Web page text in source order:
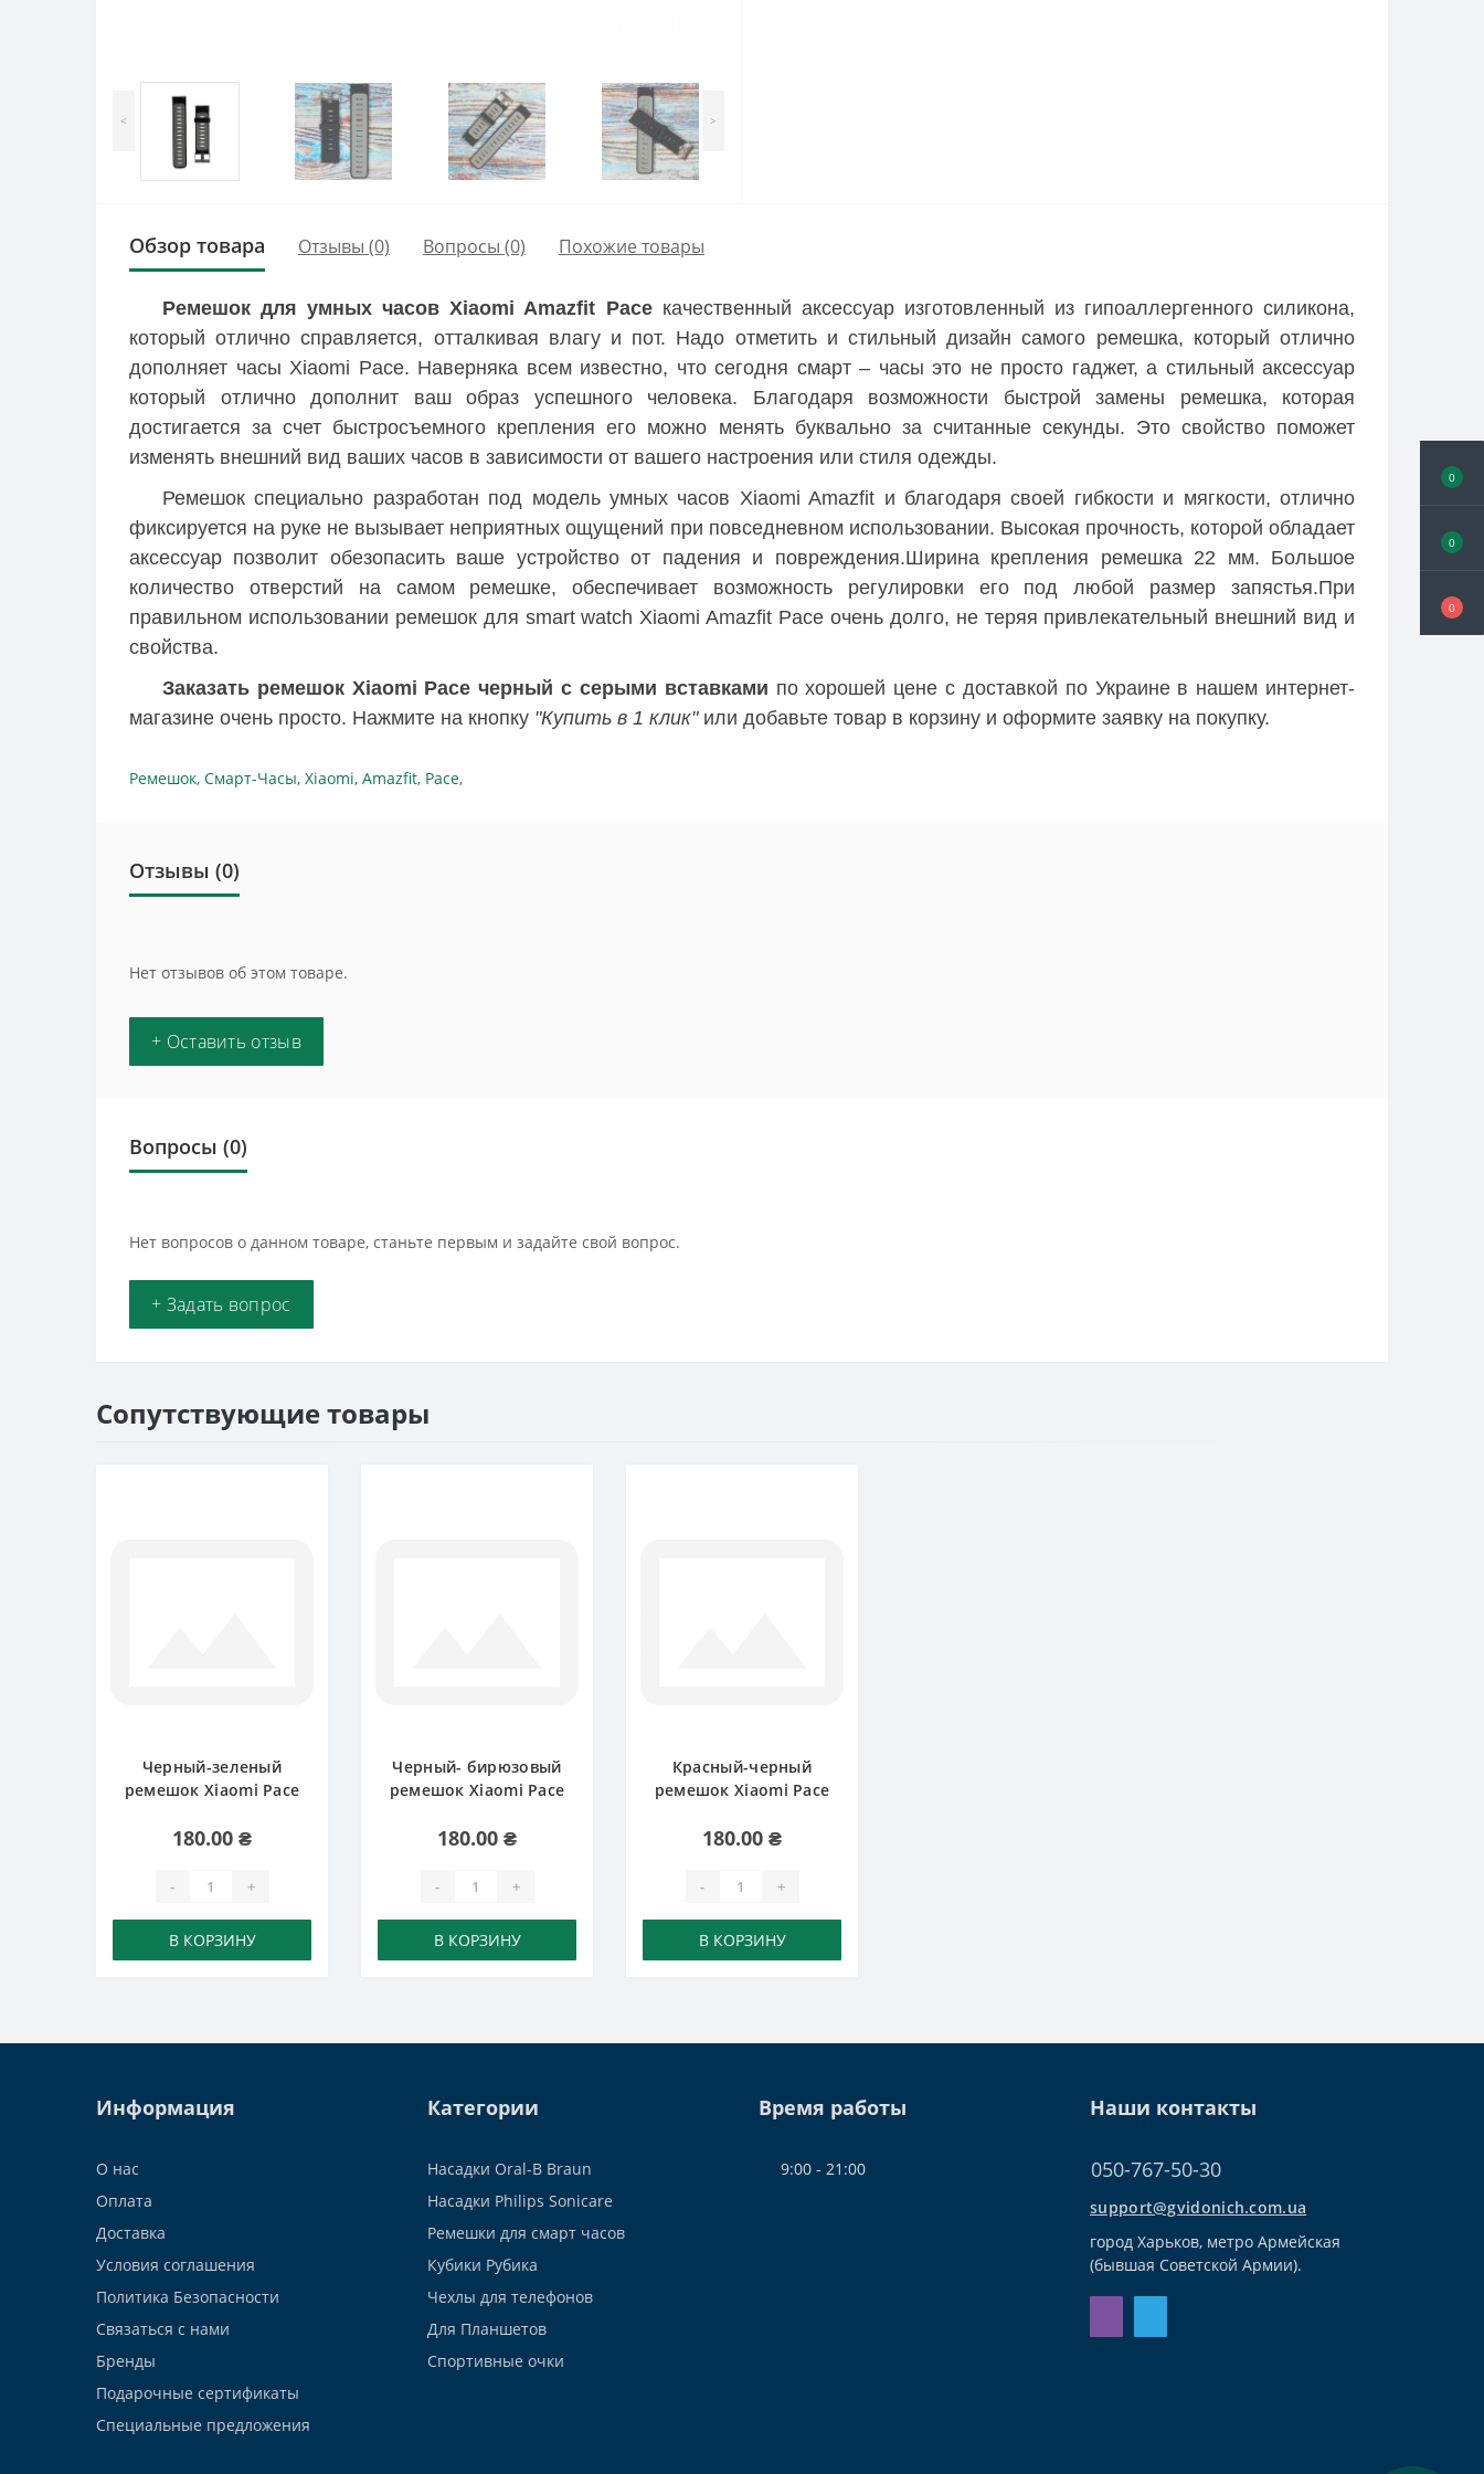
0
0
0
< >
Обзор товара Отзывы (0) Вопросы (0) Похожие товары
Ремешок для умных часов Xiaomi Amazfit Paceкачественный аксессуар изготовленный из гипоаллергенного силикона,
который отлично справляется, отталкивая влагу и пот. Надо отметить и стильный дизайн самого ремешка, который отлично
дополняет часы Xiaomi Pace. Наверняка всем известно, что сегодня смарт – часы это не просто гаджет, а стильный аксессуар
который отлично дополнит ваш образ успешного человека. Благодаря возможности быстрой замены ремешка, которая
достигается за счет быстросъемного крепления его можно менять буквально за считанные секунды. Это свойство поможет
изменять внешний вид ваших часов в зависимости от вашего настроения или стиля одежды.
Ремешок специально разработан под модель умных часов Xiaomi Amazfit и благодаря своей гибкости и мягкости, отлично
фиксируется на руке не вызывает неприятных ощущений при повседневном использовании. Высокая прочность, которой обладает
аксессуар позволит обезопасить ваше устройство от падения и повреждения.Ширина крепления ремешка 22 мм. Большое
количество отверстий на самом ремешке, обеспечивает возможность регулировки его под любой размер запястья.При
правильном использовании ремешок для smart watch Xiaomi Amazfit Pace очень долго, не теряя привлекательный внешний вид и
свойства.
Заказать ремешок Xiaomi Pace черный с серыми вставками по хорошей цене c доставкой по Украине в нашем интернет-
магазине очень просто. Нажмите на кнопку "Купить в 1 клик"или добавьте товар в корзину и оформите заявку на покупку.
Ремешок, Смарт-Часы, Xiaomi, Amazfit, Pace,
Отзывы (0)
Нет отзывов об этом товаре.
+ Оставить отзыв
Вопросы (0)
Нет вопросов о данном товаре, станьте первым и задайте свой вопрос.
+ Задать вопрос
Сопутствующие товары
Черный-зеленый
ремешок Xiaomi Pace
180.00 ₴
- +
В КОРЗИНУ
Черный- бирюзовый
ремешок Xiaomi Pace
180.00 ₴
- +
В КОРЗИНУ
Красный-черный
ремешок Xiaomi Pace
180.00 ₴
- +
В КОРЗИНУ
Информация
О нас
Оплата
Доставка
Условия соглашения
Политика Безопасности
Связаться с нами
Бренды
Подарочные сертификаты
Специальные предложения
Категории
Насадки Oral-B Braun
Насадки Philips Sonicare
Ремешки для смарт часов
Кубики Рубика
Чехлы для телефонов
Для Планшетов
Спортивные очки
Время работы
9:00 - 21:00
Наши контакты
050-767-50-30
support@gvidonich.com.ua
город Харьков, метро Армейская
(бывшая Советской Армии).